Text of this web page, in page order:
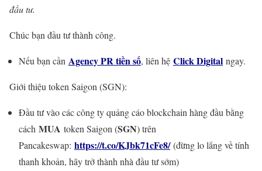
đầu tư.
Chúc bạn đầu tư thành công.
Nếu bạn cần Agency PR tiền số, liên hệ Click Digital ngay.
Giới thiệu token Saigon (SGN):
Đầu tư vào các công ty quảng cáo blockchain hàng đầu bằng
cách MUA token Saigon (SGN) trên
Pancakeswap: https://t.co/KJbk71cFe8/(đừng lo lắng về tính
thanh khoản, hãy trở thành nhà đầu tư sớm)